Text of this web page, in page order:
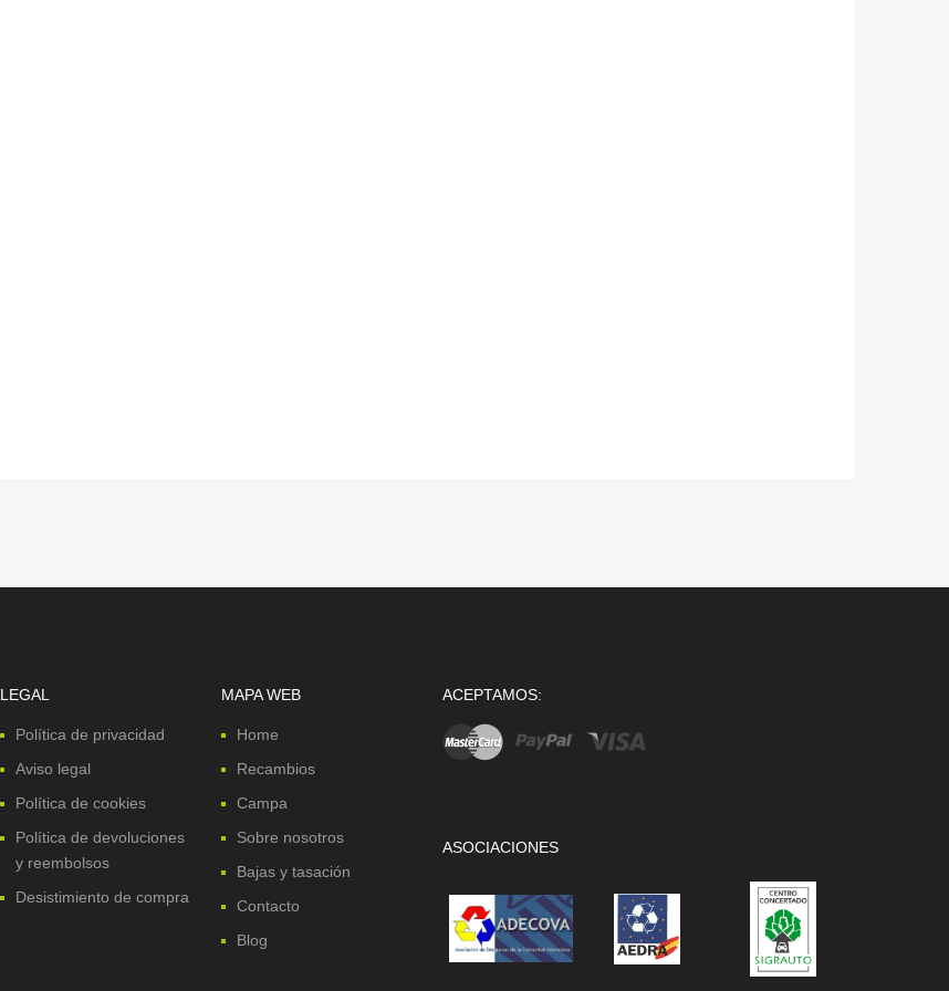
LEGAL
Política de privacidad
Aviso legal
Política de cookies
Política de devoluciones
y reembolsos
Desistimiento de compra
MAPA WEB
Home
Recambios
Campa
Sobre nosotros
Bajas y tasación
Contacto
Blog
ACEPTAMOS:
ASOCIACIONES